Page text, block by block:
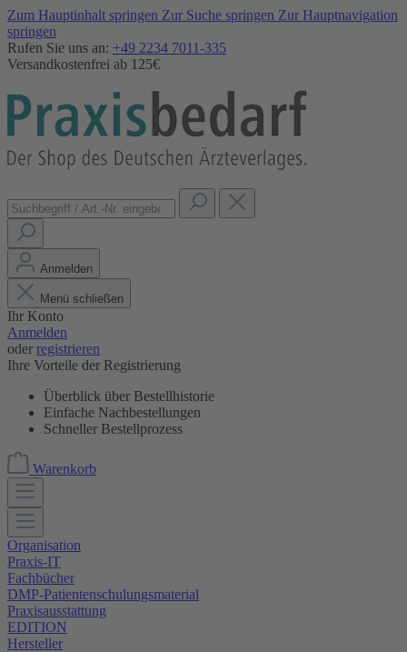
Zum Hauptinhalt springen Zur Suche springen Zur Hauptnavigation
springen
Rufen Sie uns an: +49 2234 7011-335
Versandkostenfrei ab 125€
Anmelden
Menü schließen
Ihr Konto
Anmelden
oder registrieren
Ihre Vorteile der Registrierung
Überblick über Bestellhistorie
Einfache Nachbestellungen
Schneller Bestellprozess
Warenkorb
Organisation
Praxis-IT
Fachbücher
DMP-Patientenschulungsmaterial
Praxisausstattung
EDITION
Hersteller